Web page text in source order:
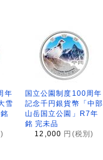
年
雪
国立公園制度100周年
記念千円銀貨幣「中部
山岳国立公園」R7年
銘 完未品
12,000 円(税別)